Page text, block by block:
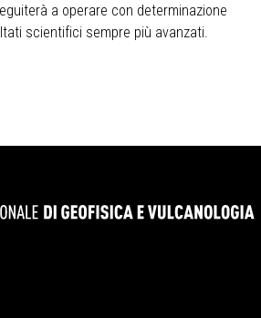
a operare con determinazione
scientifici sempre più avanzati.